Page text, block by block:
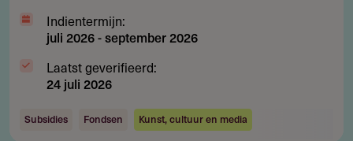
Indientermijn:
juli 2026-september 2026
Laatst geverifieerd:
24 juli 2026
Subsidies Fondsen Kunst, cultuur en media